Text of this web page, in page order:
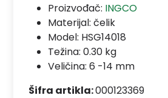
Proizvođač: INGCO
Materijal: čelik
Model: HSG14018
Težina: 0.30 kg
Veličina: 6 -14 mm
Šifra artikla:000123369